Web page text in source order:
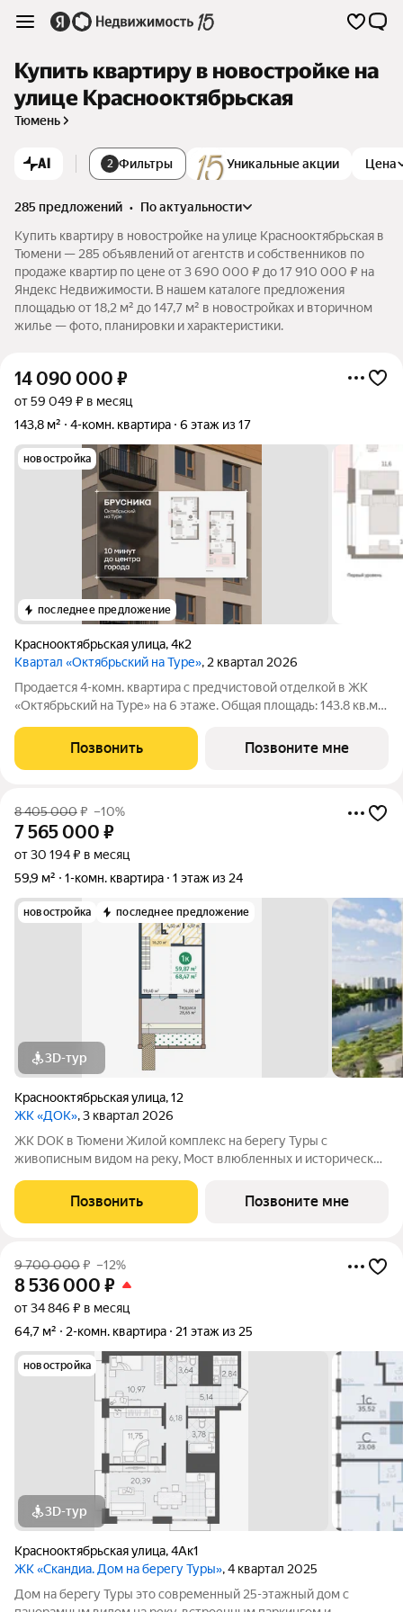
Купить квартиру в новостройке на
улице Краснооктябрьская
Тюмень
AI 2 Фильтры Уникальные акции Цена
285 предложений •
по актуальности
Купить квартиру в новостройке на улице Краснооктябрьская в
Тюмени — 285 объявлений от агентств и собственников по
продаже квартир по цене от 3 690 000 ₽ до 17 910 000 ₽ на
Яндекс Недвижимости. В нашем каталоге предложения
площадью от 18,2 м² до 147,7 м² в новостройках и вторичном
жилье — фото, планировки и характеристики.
14 090 000 ₽
от 59 049 ₽ в месяц
143,8 м²
4-комн. квартира 6 этаж из 17
новостройка
последнее предложение
Краснооктябрьская улица,4к2
Квартал «Октябрьский на Туре», 2 квартал 2026
Продается 4-комн. квартира с предчистовой отделкой в ЖК
«Октябрьский на Туре» на 6 этаже. Общая площадь: 143.8 кв.м.,
кв.м. Высота потолков 2.7 м. Двухуровневая квартира с
кухней-гостиной и
Позвонить Позвоните мне
8 405 000₽ –10%
7 565 000 ₽
от 30 194 ₽ в месяц
59,9 м²
1-комн. квартира 1 этаж из 24
новостройка последнее предложение
3D-тур
Краснооктябрьская улица,12
ЖК «ДОК», 3 квартал 2026
ЖК DOK в Тюмени Жилой комплекс на берегу Туры с
живописным видом на реку, Мост влюбленных и исторический
принципиально новой организацией общественных зон. Три
лепестка здания сходятся в большое
Позвонить Позвоните мне
9 700 000₽ –12%
8 536 000 ₽
от 34 846 ₽ в месяц
64,7 м²
2-комн. квартира 21 этаж из 25
новостройка
3D-тур
Краснооктябрьская улица,4Ак1
ЖК «Скандиа. Дом на берегу Туры», 4 квартал 2025
Дом на берегу Туры это современный 25-этажный дом с